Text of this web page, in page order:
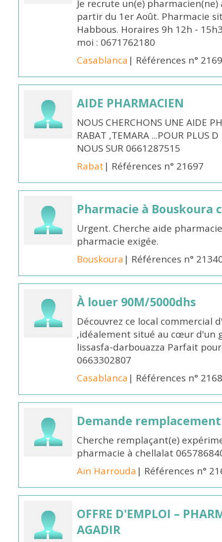
Je recrute un(e)
partir du 1er Août. Pharmacie
Habbous. Horaires 9h 12h -
moi : 0671762180
Casablanca | Références n°
AIDE PHARMACIEN
NOUS CHERCHONS UNE AIDE
RABAT ,TEMARA ...POUR PLUS
NOUS SUR 0661287515
Rabat | Références n° 21697
Pharmacie à Bouskoura
Urgent. Cherche aide
pharmacie exigée.
Bouskoura | Références n°
À louer 90M/5000dhs
Découvrez ce local commercial
,idéalement situé au cœur d'un
lissasfa-darbouazza Parfait
0663302807
Casablanca | Références n°
Demande remplacement
Cherche remplaçant(e)
pharmacie à chellalat
Aïn Harrouda | Références n°
OFFRE D'EMPLOI –
AGADIR